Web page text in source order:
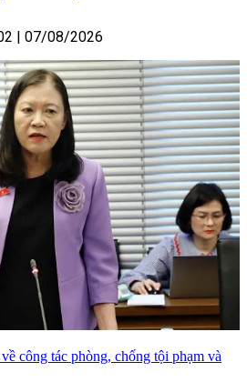
07/08/2026
công tác phòng, chống tội phạm và